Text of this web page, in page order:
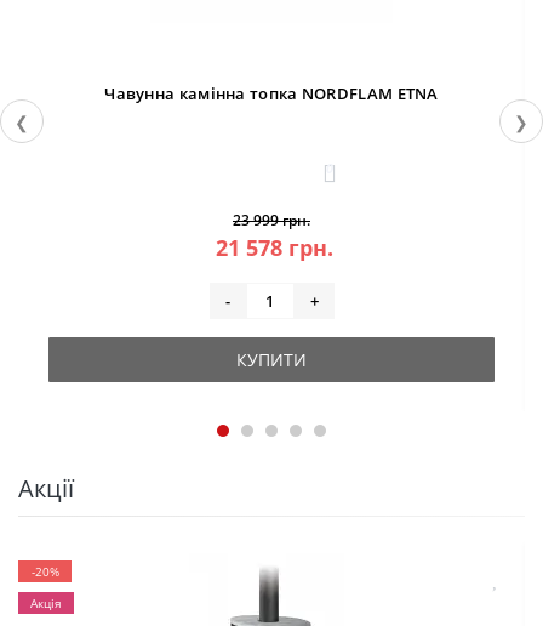
❮
Чавунна камінна топка NORDFLAM ETNA
0
23 999 грн.
21 578 грн.
- +
КУПИТИ
❯
Акції
-20%
Акція